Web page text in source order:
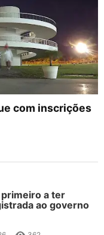
com inscrições
primeiro a ter
ao governo